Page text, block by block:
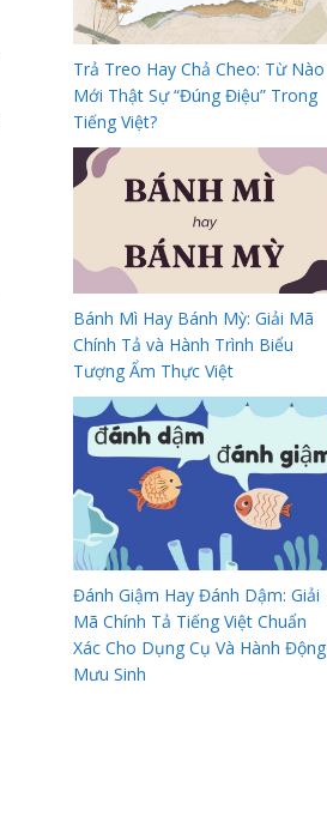
Trả Treo Hay Chả Cheo: Từ Nào
Mới Thật Sự “Đúng Điệu” Trong
Tiếng Việt?
Bánh Mì Hay Bánh Mỳ: Giải Mã
Chính Tả và Hành Trình Biểu
Tượng Ẩm Thực Việt
Đánh Giậm Hay Đánh Dậm: Giải
Mã Chính Tả Tiếng Việt Chuẩn
Xác Cho Dụng Cụ Và Hành Động
Mưu Sinh